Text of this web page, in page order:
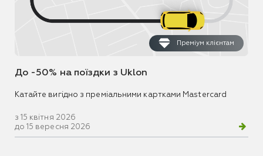
Преміум клієнтам
До -50% на поїздки з Uklon
Катайте вигідно з преміальними картками Mastercard
з 15 квітня 2026
до 15 вересня 2026